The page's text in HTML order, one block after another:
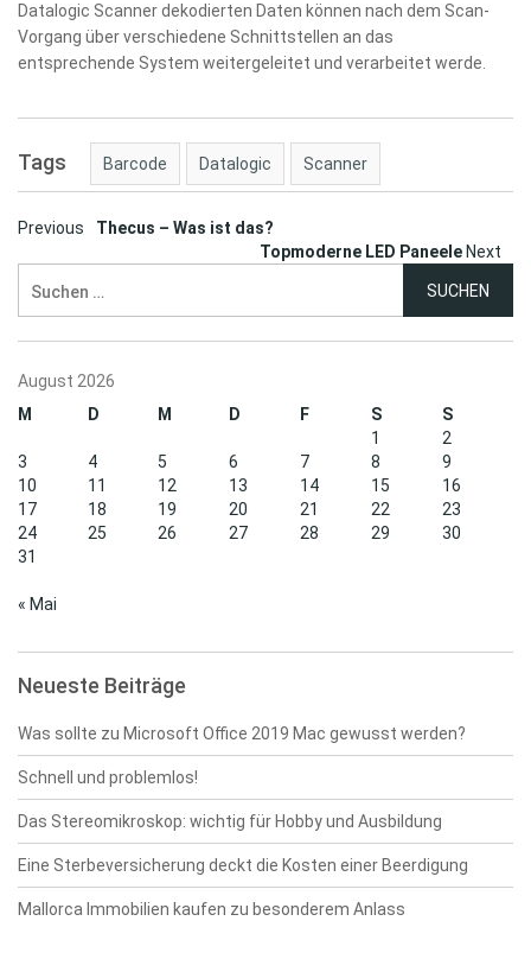
Datalogic Scanner dekodierten Daten können nach dem Scan-
Vorgang über verschiedene Schnittstellen an das
entsprechende System weitergeleitet und verarbeitet werde.
Tags Barcode Datalogic Scanner
Post
navigation
Previous
Thecus – Was ist das?
Topmoderne LED Paneele Next
nach:
August 2026
M
D M D F S
S
1
2
3
4 5 6 7 8
9
10
11 12 13 14 15
16
17
18 19 20 21 22
23
24
25 26 27 28 29
30
31
« Mai
Neueste Beiträge
Was sollte zu Microsoft Office 2019 Mac gewusst werden?
Schnell und problemlos!
Das Stereomikroskop: wichtig für Hobby und Ausbildung
Eine Sterbeversicherung deckt die Kosten einer Beerdigung
Mallorca Immobilien kaufen zu besonderem Anlass